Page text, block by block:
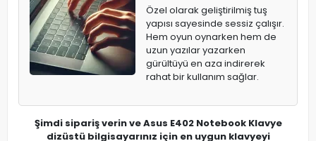
Özel olarak geliştirilmiş tuş
yapısı sayesinde sessiz çalışır.
Hem oyun oynarken hem de
uzun yazılar yazarken
gürültüyü en aza indirerek
rahat bir kullanım sağlar.
Şimdi sipariş verin ve Asus E402 Notebook Klavye
dizüstü bilgisayarınız için en uygun klavyeyi